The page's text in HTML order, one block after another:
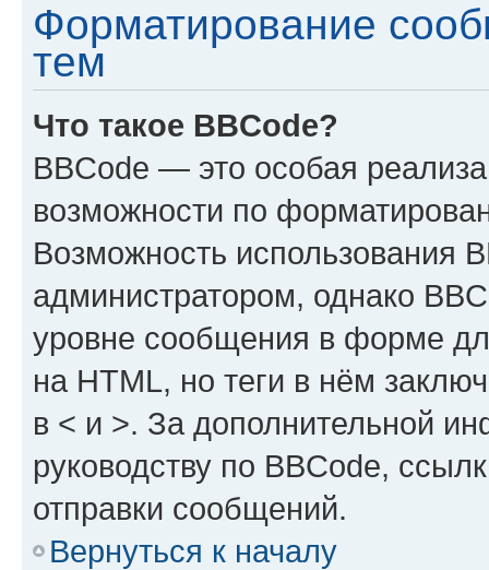
Форматирование
тем
Что такое BBCode?
BBCode — это особая
возможности по
Возможность использования
администратором, однако
уровне сообщения в форме
на HTML, но теги в нём
в < и >. За дополнительной
руководству по BBCode,
отправки сообщений.
Вернуться к началу